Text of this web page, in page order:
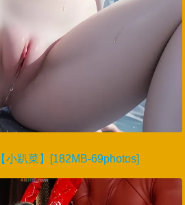
小趴菜】[182MB-69photos]